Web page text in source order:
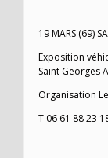
19 MARS (69)
Exposition
Saint Georges
Organisation
T 06 61 88 23